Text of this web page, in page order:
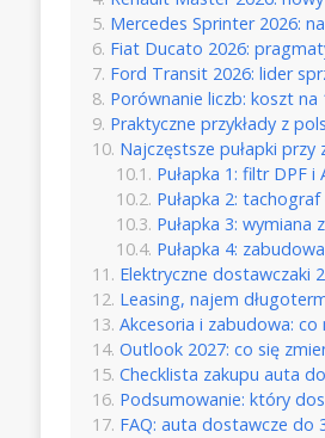
Mercedes Sprinter 2026:
Fiat Ducato 2026:
Ford Transit 2026: lider
Porównanie liczb: koszt na
Praktyczne przykłady z
Najczęstsze pułapki
Pułapka 1: filtr DPF
Pułapka 2:
Pułapka 3:
Pułapka 4:
Elektryczne dostawczaki
Leasing, najem
Akcesoria i zabudowa:
Outlook 2027: co się
Checklista zakupu auta
Podsumowanie: który
FAQ: auta dostawcze do